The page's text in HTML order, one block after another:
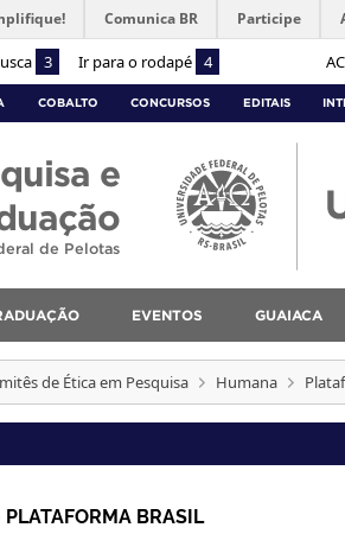
3 Ir para o rodapé 4
Comunica BR Participe
COBALTO CONCURSOS EDITAIS
e
de Pelotas
EVENTOS GUAIACA
de Ética em Pesquisa Humana
BRASIL